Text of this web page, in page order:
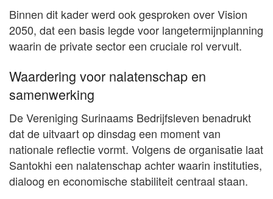
Binnen dit kader werd ook gesproken over Vision
2050, dat een basis legde voor langetermijnplanning
waarin de private sector een cruciale rol vervult.
Waardering voor nalatenschap en
samenwerking
De Vereniging Surinaams Bedrijfsleven benadrukt
dat de uitvaart op dinsdag een moment van
nationale reflectie vormt. Volgens de organisatie laat
Santokhi een nalatenschap achter waarin instituties,
dialoog en economische stabiliteit centraal staan.